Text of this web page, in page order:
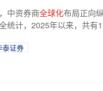
中资券商全球化布局正向
统计，2025年以来，共
泰证券